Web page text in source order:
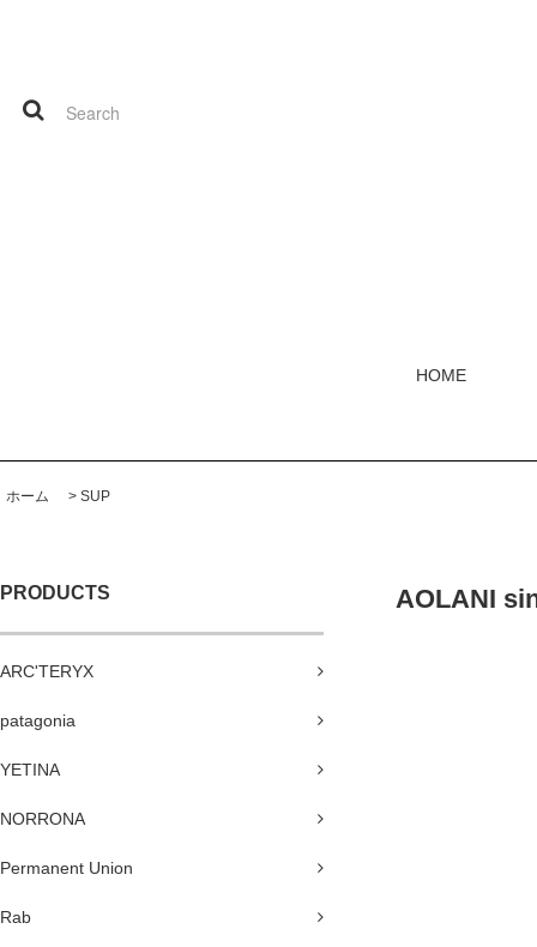
HOME
ホーム > SUP
PRODUCTS
ARC'TERYX
patagonia
YETINA
NORRONA
Permanent Union
Rab
AOLANI